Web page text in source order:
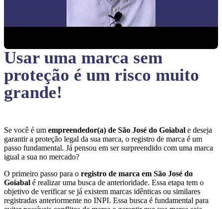
Usar uma marca sem
proteção é um risco muito
grande!
Se você é um empreendedor(a) de São José do Goiabal e deseja
garantir a proteção legal da sua marca, o registro de marca é um
passo fundamental. Já pensou em ser surpreendido com uma marca
igual a sua no mercado?
O primeiro passo para o registro de marca em São José do
Goiabal é realizar uma busca de anterioridade. Essa etapa tem o
objetivo de verificar se já existem marcas idênticas ou similares
registradas anteriormente no INPI. Essa busca é fundamental para